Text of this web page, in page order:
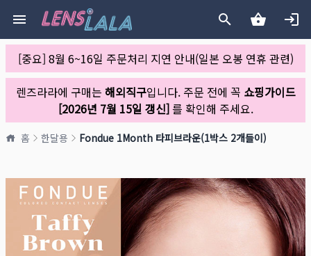
[중요] 8월 6~16일 주문처리 지연 안내(일본 오봉 연휴 관련)
렌즈라라에 구매는 해외직구입니다. 주문 전에 꼭 쇼핑가이드
[2026년 7월 15일 갱신]를 확인해 주세요.
홈 한달용 Fondue 1Month 타피브라운(1박스 2개들이)